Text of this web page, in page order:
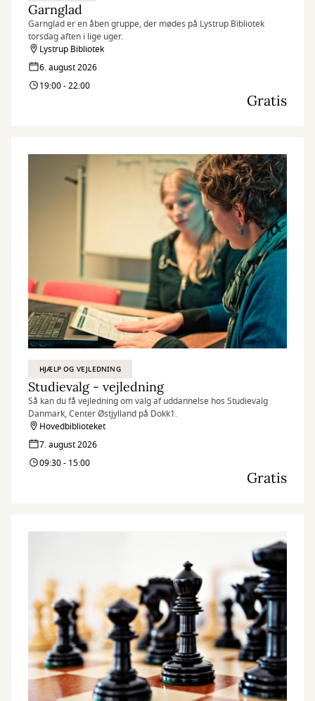
Garnglad
Garnglad er en åben gruppe, der mødes på Lystrup Bibliotek
torsdag aften i lige uger.
Lystrup Bibliotek
6. august 2026
19:00 - 22:00
Gratis
HJÆLP OG VEJLEDNING
Studievalg - vejledning
Så kan du få vejledning om valg af uddannelse hos Studievalg
Danmark, Center Østjylland på Dokk1.
Hovedbiblioteket
7. august 2026
09:30 - 15:00
Gratis